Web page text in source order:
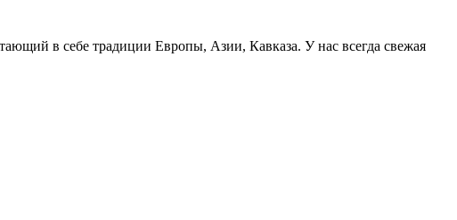
в себе традиции Европы, Азии, Кавказа. У нас всегда свежая